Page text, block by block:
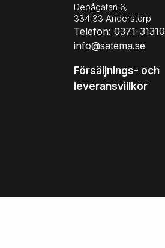
Depågatan 6,
334 33 Anderstorp
Telefon: 0371-31310
info@satema.se
Försäljnings- och
leveransvillkor